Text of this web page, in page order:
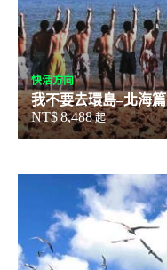
快活方向
我不要去環島–北海篇
NT$8,488 起